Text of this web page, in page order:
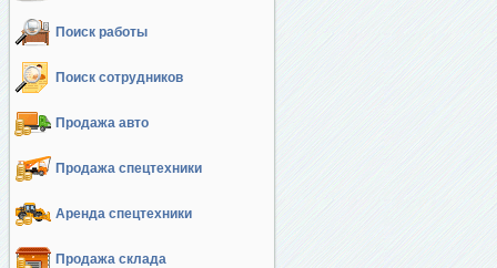
Поиск работы
Поиск сотрудников
Продажа авто
Продажа спецтехники
Аренда спецтехники
Продажа склада